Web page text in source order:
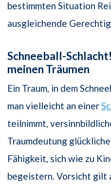
bestimmten Situation
ausgleichende
Schneeball-
meinen Träumen
Ein Traum, in dem
man vielleicht an einer
teilnimmt,
Traumdeutung
Fähigkeit, sich wie zu
begeistern. Vorsicht gilt